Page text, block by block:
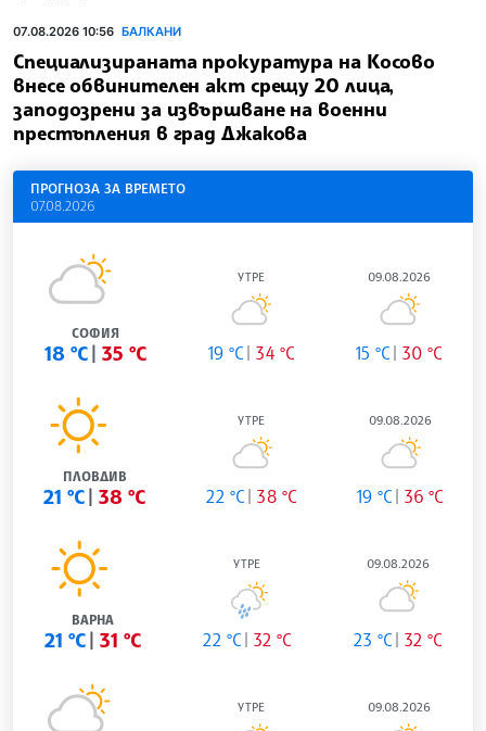
07.08.2026 10:56 БАЛКАНИ
Специализираната прокуратура на Косово
внесе обвинителен акт срещу 20 лица,
заподозрени за извършване на военни
престъпления в град Джакова
ПРОГНОЗА ЗА ВРЕМЕТО
07.08.2026
СОФИЯ
18 °C 35 °C
УТРЕ
19 °C 34 °C
09.08.2026
15 °C 30 °C
ПЛОВДИВ
21 °C 38 °C
УТРЕ
22 °C 38 °C
09.08.2026
19 °C 36 °C
ВАРНА
21 °C 31 °C
УТРЕ
22 °C 32 °C
09.08.2026
23 °C 32 °C
УТРЕ 09.08.2026